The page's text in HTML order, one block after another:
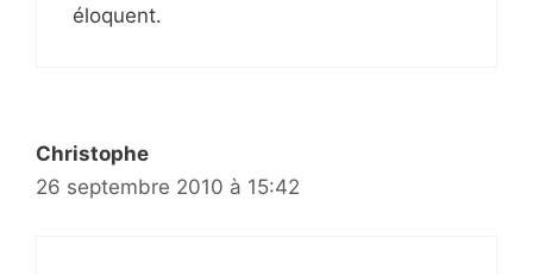
éloquent.
Christophe
26 septembre 2010 à 15:42